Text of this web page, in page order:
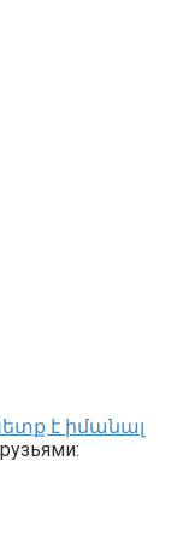
է իմանալ